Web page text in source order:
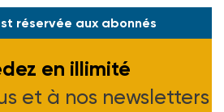
réservée aux abonnés
en illimité
et à nos newsletters